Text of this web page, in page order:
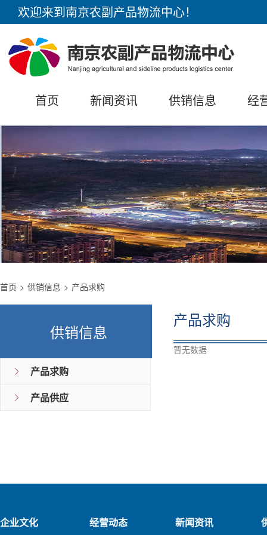
欢迎来到南京农副产品物流中心！
首页 新闻资讯 供销信息 经
首页 供销信息 产品求购
供销信息
产品求购
产品供应
产品求购
暂无数据
企业文化 经营动态 新闻资讯